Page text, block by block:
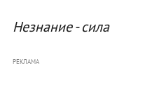
Незнание - сила
РЕКЛАМА